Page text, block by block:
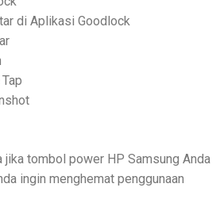
di Aplikasi Goodlock
jika tombol power HP Samsung Anda
ingin menghemat penggunaan